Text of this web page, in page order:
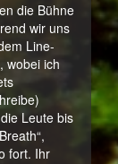
die Bühne
wir uns
Line-
wobei ich
Leute bis
fort. Ihr